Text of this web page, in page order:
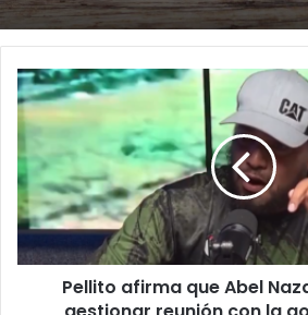
Pellito
afirma
que
Nazario
le
ofreció
gestionar
reunión
Pellito afirma que Abel